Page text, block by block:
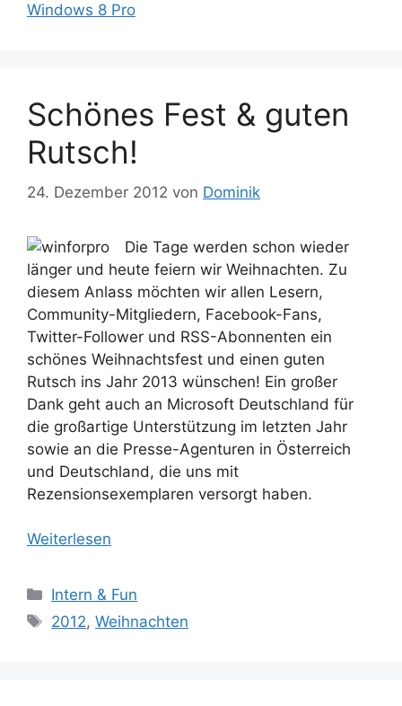
Windows 8 Pro
Schönes Fest & guten
Rutsch!
24. Dezember 2012 von Dominik
Die Tage werden schon wieder
länger und heute feiern wir Weihnachten. Zu
diesem Anlass möchten wir allen Lesern,
Community-Mitgliedern, Facebook-Fans,
Twitter-Follower und RSS-Abonnenten ein
schönes Weihnachtsfest und einen guten
Rutsch ins Jahr 2013 wünschen! Ein großer
Dank geht auch an Microsoft Deutschland für
die großartige Unterstützung im letzten Jahr
sowie an die Presse-Agenturen in Österreich
und Deutschland, die uns mit
Rezensionsexemplaren versorgt haben.
Weiterlesen
Kategorien
Intern & Fun
Schlagwörter
2012,Weihnachten